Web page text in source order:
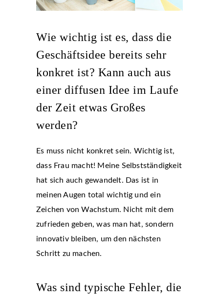
Wie wichtig ist es, dass die
Geschäftsidee bereits sehr
konkret ist? Kann auch aus
einer diffusen Idee im Laufe
der Zeit etwas Großes
werden?
Es muss nicht konkret sein. Wichtig ist,
dass Frau macht! Meine Selbstständigkeit
hat sich auch gewandelt. Das ist in
meinen Augen total wichtig und ein
Zeichen von Wachstum. Nicht mit dem
zufrieden geben, was man hat, sondern
innovativ bleiben, um den nächsten
Schritt zu machen.
Was sind typische Fehler, die